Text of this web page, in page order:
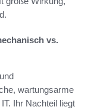
vs.
wartungsarme
Ihr Nachteil liegt